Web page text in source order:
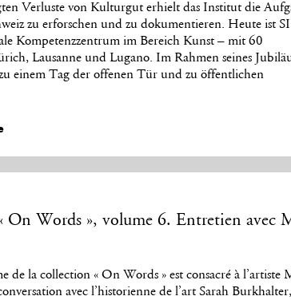
Verluste von Kulturgut erhielt das Institut die
zu erforschen und zu dokumentieren. Heute ist
Kompetenzzentrum im Bereich Kunst – mit 60
Lausanne und Lugano. Im Rahmen seines
einem Tag der offenen Tür und zu öffentlichen
On Words », volume 6. Entretien avec
de la collection « On Words » est consacré à l’artiste
avec l’historienne de l’art Sarah